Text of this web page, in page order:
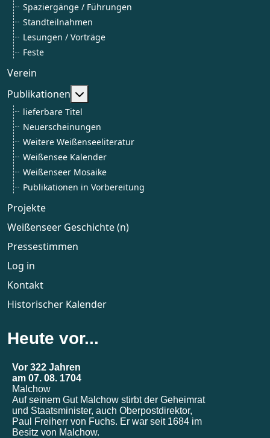
Spaziergänge / Führungen
Standteilnahmen
Lesungen / Vorträge
Feste
Verein
Publikationen
Weitere Informationen: Publikationen
lieferbare Titel
Neuerscheinungen
Weitere Weißenseeliteratur
Weißensee Kalender
Weißenseer Mosaike
Publikationen in Vorbereitung
Projekte
Weißenseer Geschichte (n)
Pressestimmen
Log in
Kontakt
Historischer Kalender
Heute vor...